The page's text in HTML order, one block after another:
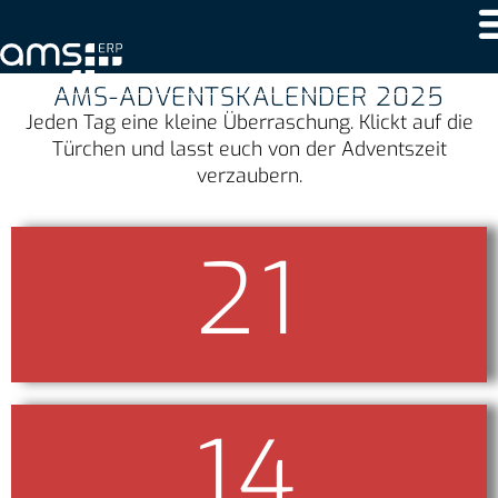
AMS-ADVENTSKALENDER 2025
Jeden Tag eine kleine Überraschung. Klickt auf die
Türchen und lasst euch von der Adventszeit
verzaubern.
21
🎶